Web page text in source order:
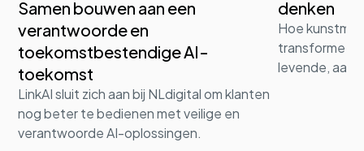
Samen bouwen aan een
verantwoorde en
toekomstbestendige AI-
toekomst
LinkAI sluit zich aan bij NLdigital om klanten
nog beter te bedienen met veilige en
verantwoorde AI-oplossingen.
denken
Hoe
levende,